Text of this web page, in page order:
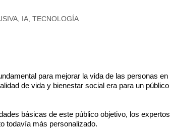
, IA, TECNOLOGÍA
para mejorar la vida de las personas en
de vida y bienestar social era para un público
básicas de este público objetivo, los expertos
todavía más personalizado.